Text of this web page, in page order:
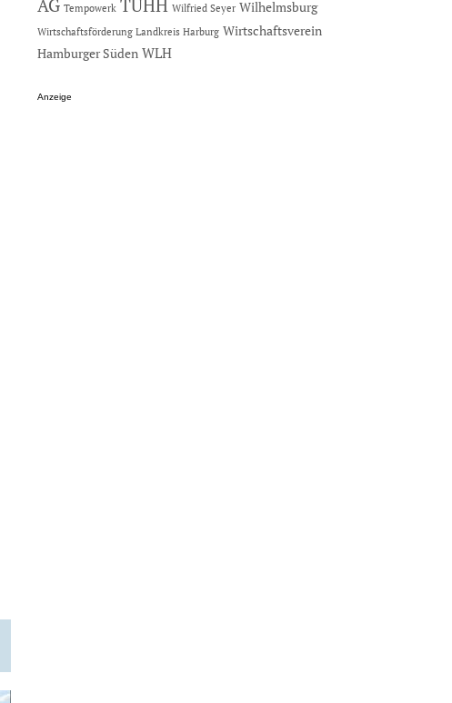
AG Tempowerk TUHH Wilfried Seyer Wilhelmsburg
Wirtschaftsförderung Landkreis Harburg Wirtschaftsverein
Hamburger Süden WLH
Anzeige